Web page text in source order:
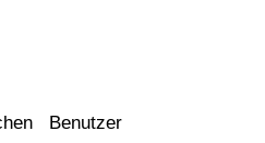
Benutzer